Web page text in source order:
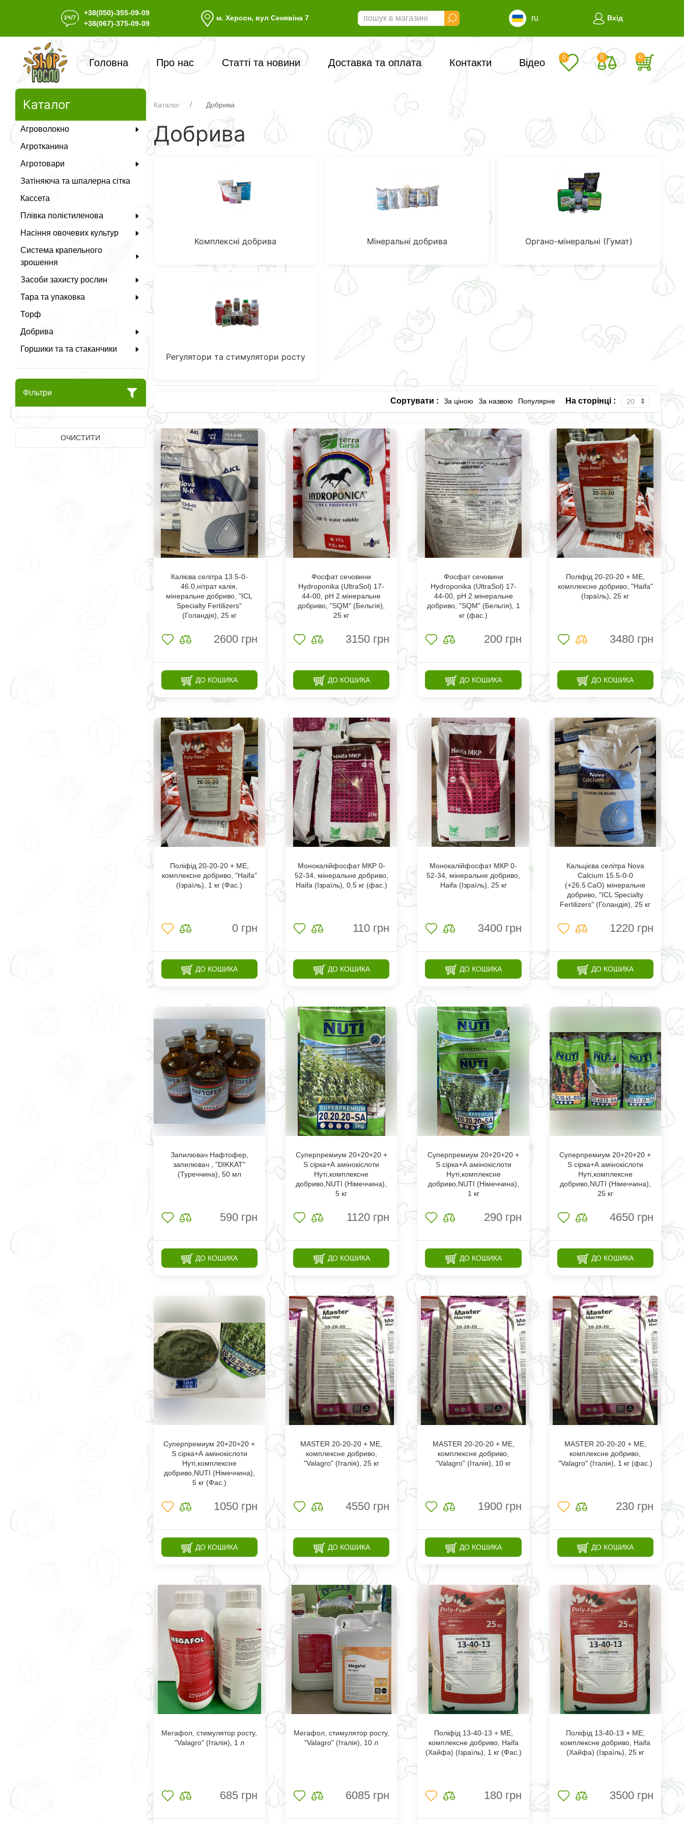
+38(050)-355-09-09
+38(067)-375-09-09
м. Херсон, вул Сенявіна 7 ru Вхід
Головна Про нас Статті та новини Доставка та оплата Контакти Відео 0 0 0
Каталог
Агроволокно
Агротканина
Агротовари
Затіняюча та шпалерна сітка
Кассета
Плівка полієтиленова
Насіння овочевих культур
Система крапельного
зрошення
Засоби захисту рослин
Тара та упаковка
Торф
Добрива
Горшики та та стаканчики
Фільтри
ОЧИСТИТИ
Каталог Добрива
Добрива
Комплексні добрива Мінеральні добрива Органо-мінеральні (Гумат)
Регулятори та стимулятори росту
Сортувати : За ціною За назвою Популярне На сторінці :
Калієва селітра 13.5-0-
46.0,нітрат калія,
мінеральне добриво, "ICL
Specialty Fertilizers"
(Голандія), 25 кг
2600 грн
ДО КОШИКА
Фосфат сечовини
Hydroponika (UltraSol) 17-
44-00, рН 2.мінеральне
добриво, "SQM" (Бельгія),
25 кг
3150 грн
ДО КОШИКА
Фосфат сечовини
Hydroponika (UltraSol) 17-
44-00, рН 2.мінеральне
добриво, "SQM" (Бельгія), 1
кг (фас.)
200 грн
ДО КОШИКА
Поліфід 20-20-20 + МЕ,
комплексне добриво, "Haifa"
(Ізраїль), 25 кг
3480 грн
ДО КОШИКА
Поліфід 20-20-20 + МЕ,
комплексне добриво, "Haifa"
(Ізраїль), 1 кг (Фас.)
0 грн
ДО КОШИКА
Монокалійфосфат МКР 0-
52-34, мінеральне добриво,
Haifa (Ізраїль), 0,5 кг (фас.)
110 грн
ДО КОШИКА
Монокалійфосфат МКР 0-
52-34, мінеральне добриво,
Haifa (Ізраїль), 25 кг
3400 грн
ДО КОШИКА
Кальцієва селітра Nova
Calcium 15.5-0-0
(+26.5 CaO) мінеральне
добриво, "ICL Specialty
Fertilizers" (Голандія), 25 кг
1220 грн
ДО КОШИКА
Запилювач Нафтофер,
запилювач , "DIKKAT"
(Туреччина), 50 мл
590 грн
ДО КОШИКА
Суперпремиум 20+20+20 +
S сірка+А амінокіслоти
Нуті,комплексне
добриво,NUTI (Німеччина),
5 кг
1120 грн
ДО КОШИКА
Суперпремиум 20+20+20 +
S сірка+А амінокіслоти
Нуті,комплексне
добриво,NUTI (Німеччина),
1 кг
290 грн
ДО КОШИКА
Суперпремиум 20+20+20 +
S сірка+А амінокіслоти
Нуті,комплексне
добриво,NUTI (Німеччина),
25 кг
4650 грн
ДО КОШИКА
Суперпремиум 20+20+20 +
S сірка+А амінокіслоти
Нуті,комплексне
добриво,NUTI (Німеччина),
5 кг (Фас.)
1050 грн
ДО КОШИКА
MASTER 20-20-20 + МЕ,
комплексне добриво,
"Valagro" (Італія), 25 кг
4550 грн
ДО КОШИКА
MASTER 20-20-20 + МЕ,
комплексне добриво,
"Valagro" (Італія), 10 кг
1900 грн
ДО КОШИКА
MASTER 20-20-20 + МЕ,
комплексне добриво,
"Valagro" (Італія), 1 кг (фас.)
230 грн
ДО КОШИКА
Мегафол, стимулятор росту,
"Valagro" (Італія), 1 л
685 грн
Мегафол, стимулятор росту,
"Valagro" (Італія), 10 л
6085 грн
Поліфід 13-40-13 + МЕ,
комплексне добриво, Haifa
(Хайфа) (Ізраїль), 1 кг (Фас.)
180 грн
Поліфід 13-40-13 + МЕ,
комплексне добриво, Haifa
(Хайфа) (Ізраїль), 25 кг
3500 грн